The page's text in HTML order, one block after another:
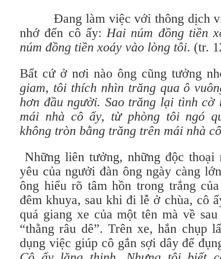
Đang làm việc với thông dịch
nhớ đến cô ấy:Hai núm đồng tiền
núm đồng tiền xoáy vào lòng tôi. (tr.
Bất cứ ở nơi nào ông cũng tưởng
giam, tôi thích nhìn trăng qua ô
hơn đầu người. Sao trăng lại tình
mái nhà cô ấy, từ phòng tôi ngó
không tròn bằng trăng trên mái nhà
Những liên tưởng, những độc
yêu của ngưởi đàn ông ngày càng
ông hiểu rõ tâm hồn trong trắng
đêm khuya, sau khi đi lễ ở chùa, cô
quá giang xe của một tên mà về
“thằng râu dê”. Trên xe, hắn chụp
dụng việc giúp cô gắn sợi dây để